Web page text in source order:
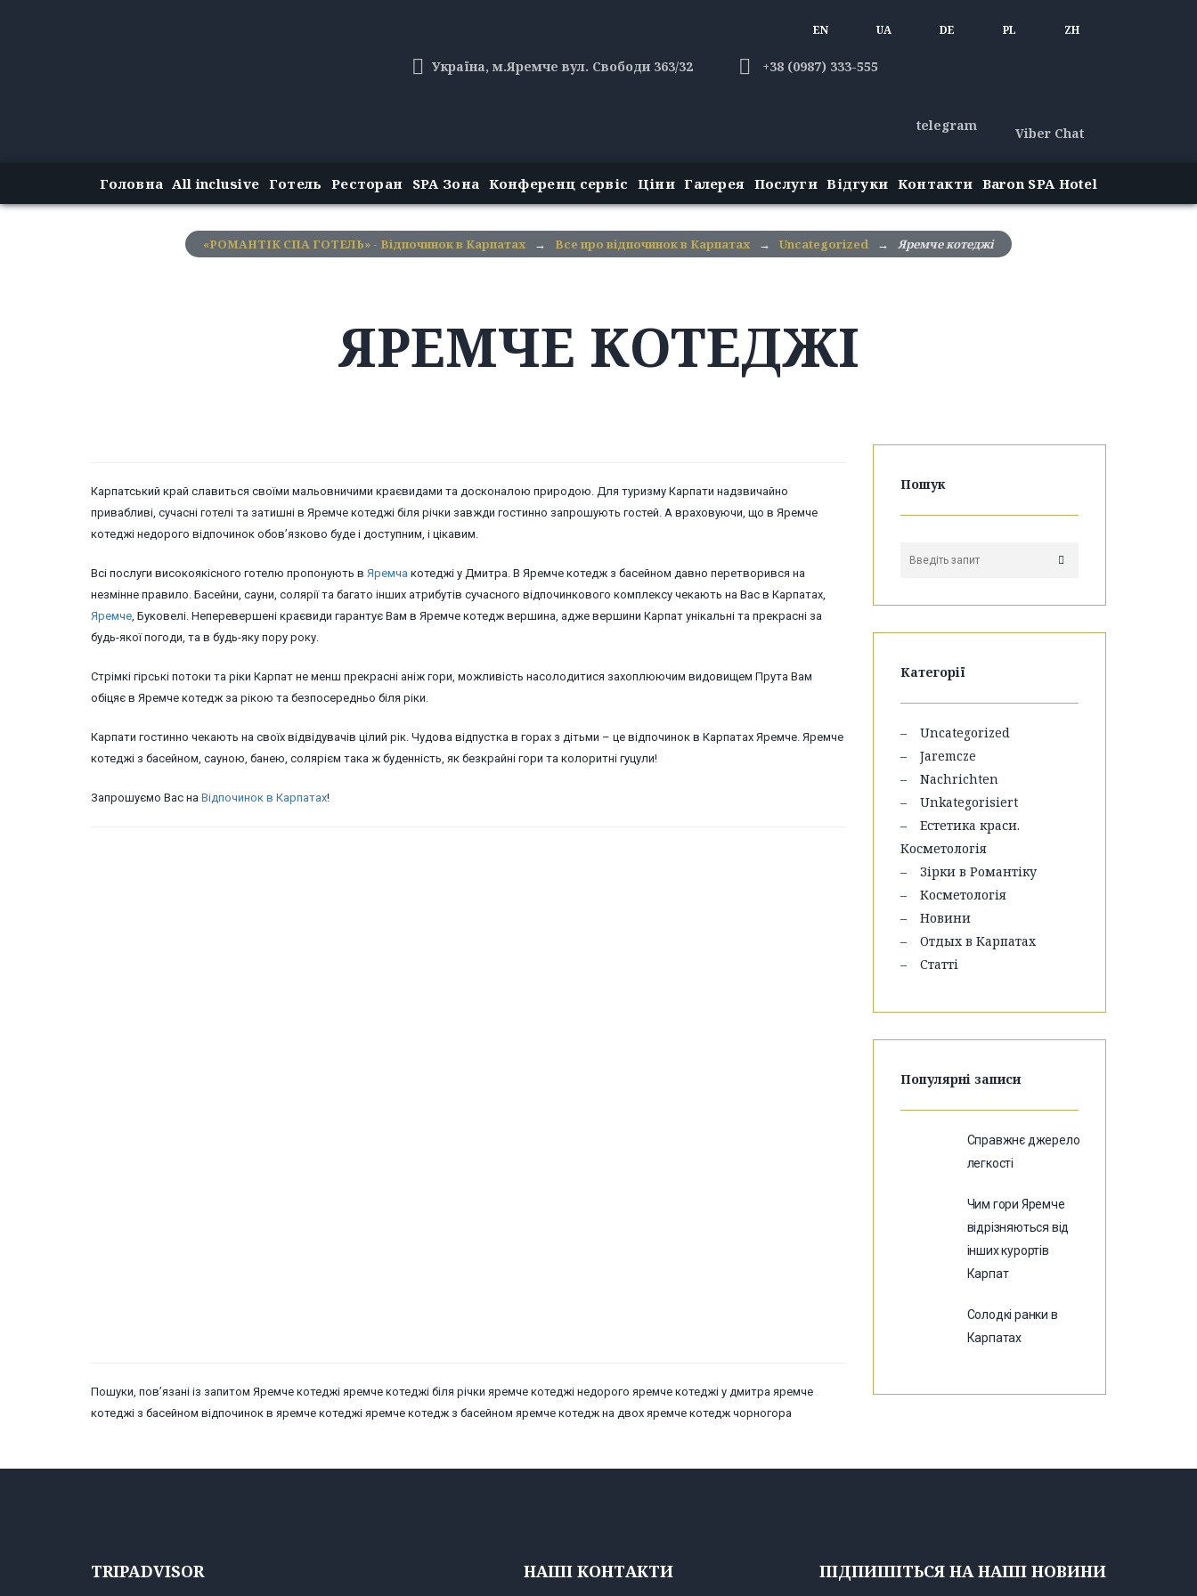
EN UA DE PL ZH
Україна, м.Яремче вул. Свободи 363/32 +38 (0987) 333-555
telegram Viber Chat
Головна All inclusive Готель Ресторан SPA Зона Конференц сервіс Ціни Галерея Послуги Відгуки Контакти Baron SPA Hotel
«РОМАНТІК СПА ГОТЕЛЬ» - Відпочинок в Карпатах → Все про відпочинок в Карпатах → Uncategorized → Яремче котеджі
ЯРЕМЧЕ КОТЕДЖІ
Карпатський край славиться своїми мальовничими краєвидами та досконалою природою. Для туризму Карпати надзвичайно
привабливі, сучасні готелі та затишні в Яремче котеджі біля річки завжди гостинно запрошують гостей. А враховуючи, що в Яремче
котеджі недорого відпочинок обов’язково буде і доступним, і цікавим.
Всі послуги високоякісного готелю пропонують в Яремча котеджі у Дмитра. В Яремче котедж з басейном давно перетворився на
незмінне правило. Басейни, сауни, солярії та багато інших атрибутів сучасного відпочинкового комплексу чекають на Вас в Карпатах,
Яремче, Буковелі. Неперевершені краєвиди гарантує Вам в Яремче котедж вершина, адже вершини Карпат унікальні та прекрасні за
будь-якої погоди, та в будь-яку пору року.
Стрімкі гірські потоки та ріки Карпат не менш прекрасні аніж гори, можливість насолодитися захоплюючим видовищем Прута Вам
обіцяє в Яремче котедж за рікою та безпосередньо біля ріки.
Карпати гостинно чекають на своїх відвідувачів цілий рік. Чудова відпустка в горах з дітьми – це відпочинок в Карпатах Яремче. Яремче
котеджі з басейном, сауною, банею, солярієм така ж буденність, як безкрайні гори та колоритні гуцули!
Запрошуємо Вас на Відпочинок в Карпатах!
Пошуки, пов’язані із запитом Яремче котеджі яремче котеджі біля річки яремче котеджі недорого яремче котеджі у дмитра яремче
котеджі з басейном відпочинок в яремче котеджі яремче котедж з басейном яремче котедж на двох яремче котедж чорногора
Пошук
Категорії
Uncategorized
Jaremcze
Nachrichten
Unkategorisiert
Естетика краси.
Косметологія
Зірки в Романтіку
Косметологія
Новини
Отдых в Карпатах
Статті
Популярні записи
Справжнє джерело
легкості
Чим гори Яремче
відрізняються від
інших курортів
Карпат
Солодкі ранки в
Карпатах
TRIPADVISOR НАШІ КОНТАКТИ ПІДПИШІТЬСЯ НА НАШІ НОВИНИ